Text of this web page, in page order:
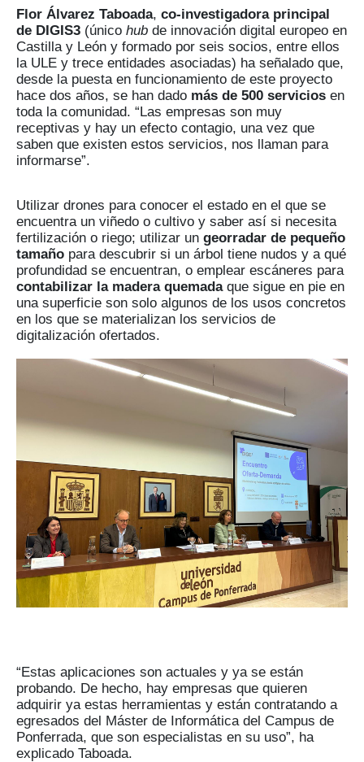
Flor Álvarez Taboada, co-investigadora principal
de DIGIS3 (único hub de innovación digital europeo en
Castilla y León y formado por seis socios, entre ellos
la ULE y trece entidades asociadas) ha señalado que,
desde la puesta en funcionamiento de este proyecto
hace dos años, se han dado más de 500 servicios en
toda la comunidad. “Las empresas son muy
receptivas y hay un efecto contagio, una vez que
saben que existen estos servicios, nos llaman para
informarse”.
Utilizar drones para conocer el estado en el que se
encuentra un viñedo o cultivo y saber así si necesita
fertilización o riego; utilizar un georradar de pequeño
tamaño para descubrir si un árbol tiene nudos y a qué
profundidad se encuentran, o emplear escáneres para
contabilizar la madera quemadaque sigue en pie en
una superficie son solo algunos de los usos concretos
en los que se materializan los servicios de
digitalización ofertados.
“Estas aplicaciones son actuales y ya se están
probando. De hecho, hay empresas que quieren
adquirir ya estas herramientas y están contratando a
egresados del Máster de Informática del Campus de
Ponferrada, que son especialistas en su uso”, ha
explicado Taboada.